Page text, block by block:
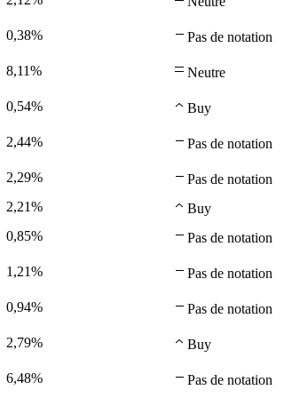
0,38%
Pas de notation
8,11%
Neutre
0,54%
Buy
2,44% Pas de notation
2,29%
Pas de notation
2,21%
Buy
0,85%
Pas de notation
1,21%
Pas de notation
0,94%
Pas de notation
2,79%
Buy
6,48% Pas de notation